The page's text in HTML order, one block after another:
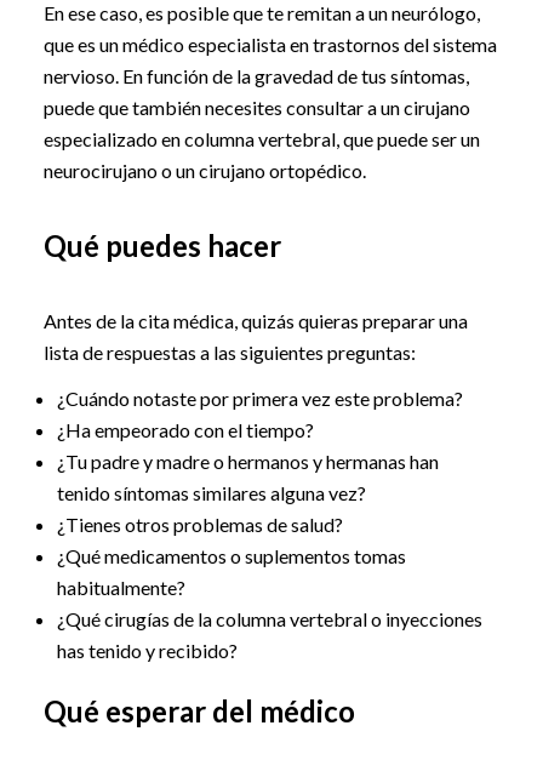
En ese caso, es posible que te remitan a un neurólogo,
que es un médico especialista en trastornos del sistema
nervioso. En función de la gravedad de tus síntomas,
puede que también necesites consultar a un cirujano
especializado en columna vertebral, que puede ser un
neurocirujano o un cirujano ortopédico.
Qué puedes hacer
Antes de la cita médica, quizás quieras preparar una
lista de respuestas a las siguientes preguntas:
¿Cuándo notaste por primera vez este problema?
¿Ha empeorado con el tiempo?
¿Tu padre y madre o hermanos y hermanas han
tenido síntomas similares alguna vez?
¿Tienes otros problemas de salud?
¿Qué medicamentos o suplementos tomas
habitualmente?
¿Qué cirugías de la columna vertebral o inyecciones
has tenido y recibido?
Qué esperar del médico